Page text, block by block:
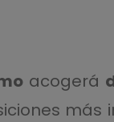
acogerá